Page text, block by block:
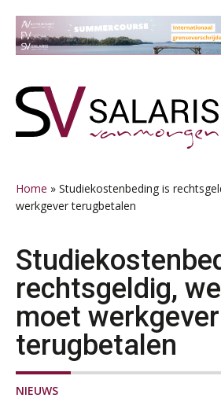
naar
hoofdnavigatie
naar
hoofd
naar
eerste
naar
voettekst
Home » Studiekostenbeding is
werkgever terugbetalen
rechtsgeldig,
moet werkgever
terugbetalen
NIEUWS